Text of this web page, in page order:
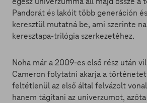
Pandorát és lakóit több generáción
keresztül mutatná be, ami szerinte
keresztapa-trilógia szerkezetéhez.
Noha már a 2009-es első rész után
Cameron folytatni akarja a
feltétlenül az első által felvázolt
hanem tágítani az univerzumot,